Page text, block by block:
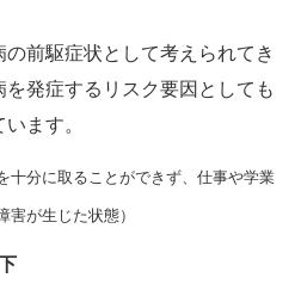
前駆症状として考えられてき
発症するリスク要因としても
ます。
十分に取ることができず、仕事や学業
が生じた状態）